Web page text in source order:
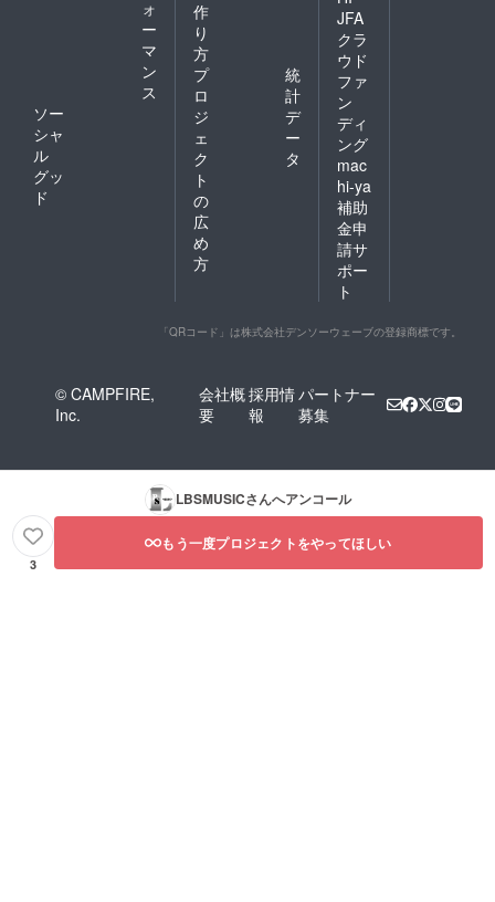
ォ
ー
マ
ン
ス
ソー
シャ
ル
グッ
ド
作
り
方
プ
ロ
ジ
ェ
ク
ト
の
広
め
方
統
計
デ
ー
タ
JFA
クラ
ウド
ファ
ン
ディ
ング
mac
hi-ya
補助
金申
請サ
ポー
ト
「QRコード」は株式会社デンソーウェーブの登録商標です。
© CAMPFIRE,
Inc.
会社概
要
採用情
報
パートナー
募集
LBSMUSICさんへアンコール
3
もう一度プロジェクトをやってほしい